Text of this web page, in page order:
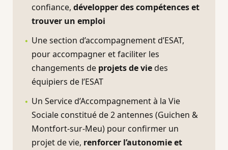
confiance, développer des compétences et
trouver un emploi
Une section d’accompagnement d’ESAT,
pour accompagner et faciliter les
changements de projets de viedes
équipiers de l’ESAT
Un Service d’Accompagnement à la Vie
Sociale constitué de 2 antennes (Guichen &
Montfort-sur-Meu) pour confirmer un
projet de vie, renforcer l’autonomie et